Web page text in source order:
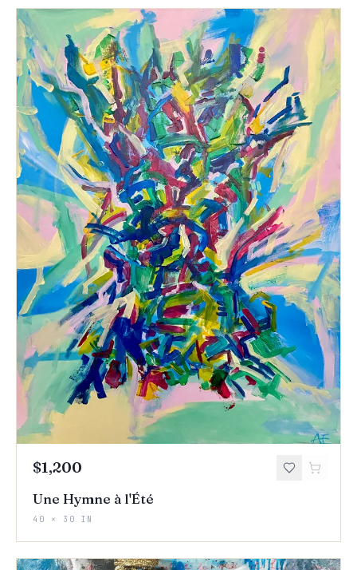
$1,200
Une Hymne à l'Été
40 × 30 IN